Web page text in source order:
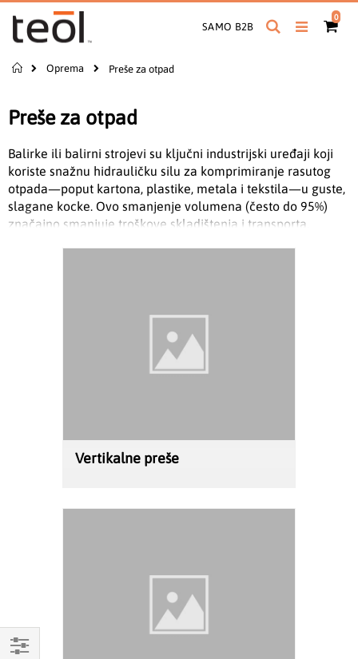
na
sadržaj
Cart
0
SAMO B2B Pretražite
Početna
Oprema Preše za otpad
Preše za otpad
Balirke ili balirni strojevi su ključni industrijski uređaji koji
koriste snažnu hidrauličku silu za komprimiranje rasutog
otpada—poput kartona, plastike, metala i tekstila—u guste,
slagane kocke. Ovo smanjenje volumena (često do 95%)
značajno smanjuje troškove skladištenja i transporta,
Vertikalne preše